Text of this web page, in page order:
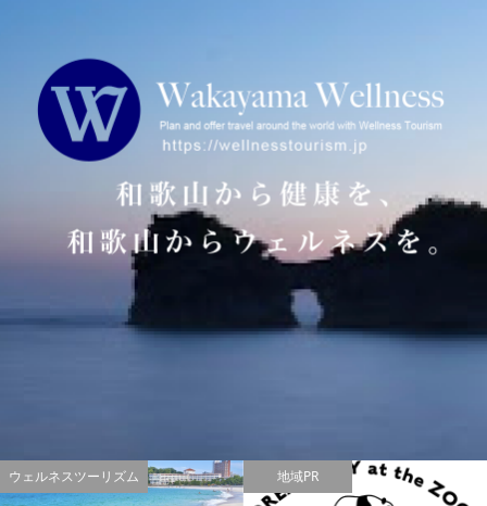
ウェルネスツーリズム 地域PR